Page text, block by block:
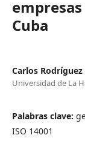
Cuba
Carlos
Universidad de La
Palabras clave:
ISO 14001